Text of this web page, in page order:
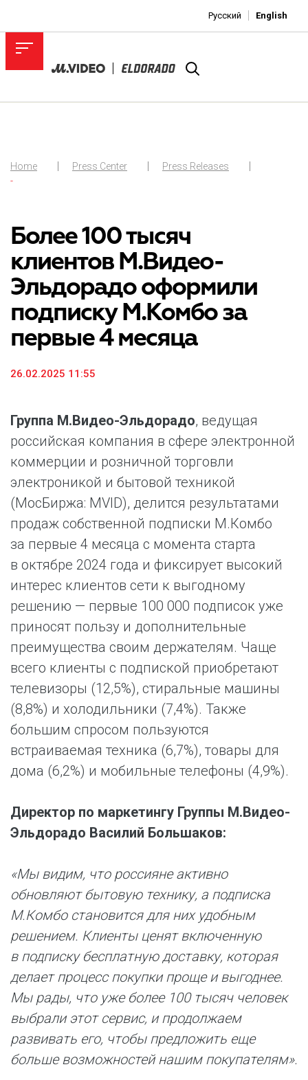
Русский English
Home Press Center
Press Releases
-
Более 100 тысяч
клиентов М.Видео-
Эльдорадо оформили
подписку М.Комбо за
первые 4 месяца
26.02.2025 11:55
Группа М.Видео-Эльдорадо, ведущая
российская компания в сфере электронной
коммерции и розничной торговли
электроникой и бытовой техникой
(МосБиржа: MVID), делится результатами
продаж собственной подписки М.Комбо
за первые 4 месяца с момента старта
в октябре 2024 года и фиксирует высокий
интерес клиентов сети к выгодному
решению — первые 100 000 подписок уже
приносят пользу и дополнительные
преимущества своим держателям. Чаще
всего клиенты с подпиской приобретают
телевизоры (12,5%), стиральные машины
(8,8%) и холодильники (7,4%). Также
большим спросом пользуются
встраиваемая техника (6,7%), товары для
дома (6,2%) и мобильные телефоны (4,9%).
Директор по маркетингу Группы М.Видео-
Эльдорадо Василий Большаков:
«Мы видим, что россияне активно
обновляют бытовую технику, а подписка
М.Комбо становится для них удобным
решением. Клиенты ценят включенную
в подписку бесплатную доставку, которая
делает процесс покупки проще и выгоднее.
Мы рады, что уже более 100 тысяч человек
выбрали этот сервис, и продолжаем
развивать его, чтобы предложить еще
больше возможностей нашим покупателям».